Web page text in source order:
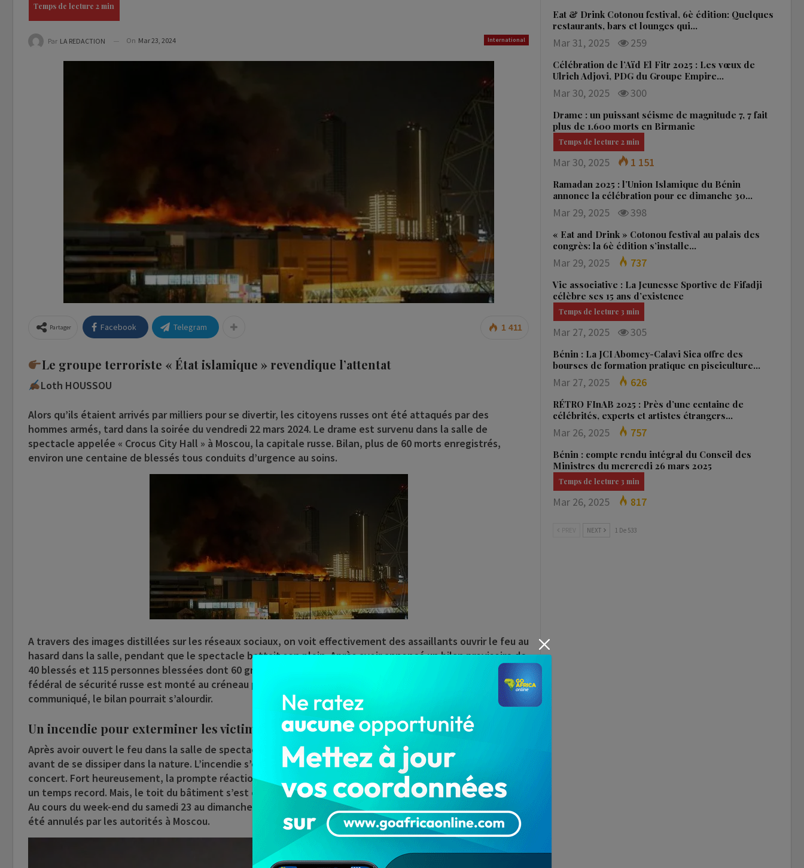
International
Par LA REDACTION On Mar 23, 2024
1 411
Partager Facebook Telegram
Le groupe terroriste « État islamique » revendique l’attentat
Loth HOUSSOU
Alors qu’ils étaient arrivés par milliers pour se divertir, les citoyens russes ont été attaqués par des
hommes armés, tard dans la soirée du vendredi 22 mars 2024. Le drame est survenu dans la salle de
spectacle appelée « Crocus City Hall » à Moscou, la capitale russe. Bilan, plus de 60 morts enregistrés,
environ une centaine de blessés tous conduits d’urgence au soins.
A travers des images distillées sur les réseaux sociaux, on voit effectivement des assaillants ouvrir le feu au
hasard dans la salle, pendant que le spectacle battait son plein. Après avoir annoncé un bilan provisoire de
40 blessés et 115 personnes blessées dont 60 grièvement quelques minutes après le drame, le service
fédéral de sécurité russe est monté au créneau pour annoncer le décès de plus de 60 personnes. Selon leur
communiqué, le bilan pourrait s’alourdir.
Un incendie pour exterminer les victimes
Après avoir ouvert le feu dans la salle de spectacle, les assaillants avaient également incendié la salle
avant de se dissiper dans la nature. L’incendie s’est déclaré sur le toit du bâtiment où se trouvait la salle de
concert. Fort heureusement, la prompte réaction des équipes de sauvetage a permis d’éteindre le feu en
un temps record. Mais, le toit du bâtiment s’est effondré en raison de l’intensité de l’incendie.
Au cours du week-end du samedi 23 au dimanche 24 mars 2024, tous les événements ouverts au public ont
été annulés par les autorités à Moscou.
Eat & Drink Cotonou festival, 6è édition: Quelques
restaurants, bars et lounges qui…
Mar 31, 2025 259
Célébration de l’Aïd El Fitr 2025 : Les vœux de
Ulrich Adjovi, PDG du Groupe Empire…
Mar 30, 2025 300
Drame : un puissant séisme de magnitude 7, 7 fait
plus de 1.600 morts en Birmanie
Mar 30, 2025 1 151
Ramadan 2025 : l’Union Islamique du Bénin
annonce la célébration pour ce dimanche 30…
Mar 29, 2025 398
« Eat and Drink » Cotonou festival au palais des
congrès: la 6è édition s’installe…
Mar 29, 2025 737
Vie associative : La Jeunesse Sportive de Fifadji
célèbre ses 15 ans d’existence
Mar 27, 2025 305
Bénin : La JCI Abomey-Calavi Sica offre des
bourses de formation pratique en pisciculture…
Mar 27, 2025 626
RÉTRO FInAB 2025 : Près d’une centaine de
célébrités, experts et artistes étrangers…
Mar 26, 2025 757
Bénin : compte rendu intégral du Conseil des
Ministres du mercredi 26 mars 2025
Mar 26, 2025 817
NEXT 1 De 533